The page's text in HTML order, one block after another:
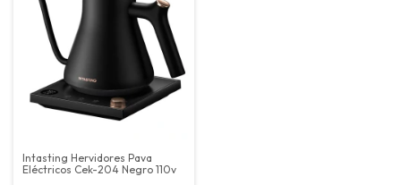
Intasting Hervidores Pava
Eléctricos Cek-204 Negro 110v